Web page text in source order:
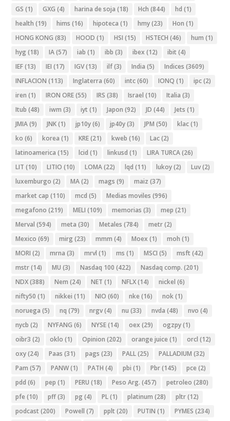
GS (1) GXG (4) harina de soja (18) Hch (844) hd (1)
health (19) hims (16) hipoteca (1) hmy(23) Hon (1)
HONG KONG (83) HOOD (1) HSI (15) HSTECH (46) hum (1)
hyg (18) IA(57) iab (1) ibb (3) ibex (12) ibit (4)
IEF(13) IEI (17) IGV(13) ilf(3) India (5) Indices (3609)
INFLACION (113) Inglaterra (60) intc(60) IONQ (1) ipc(2)
iren (1) IRON ORE(55) IRS (38) Israel (10) Italia (3)
Itub (48) iwm (3) iyt (1) Japon (92) JD (44) Jets (1)
JMIA(9) JNK(1) jp10y(6) jp40y(3) JPM (50) klac(1)
ko (6) korea (1) KRE(21) kweb (16) Lac(2)
latinoamerica (15) lcid (1) linkusd (1) LIRA TURCA(26)
LIT (10) LITIO (10) LOMA(22) lqd (11) lukoy(2) Luv(2)
luxemburgo (2) MA(2) mags (9) maiz (37)
market cap (110) mcd (5) Medias moviles (996)
megafono (219) MELI (109) memorias (3) mep (21)
Merval (594) meta (30) Metales (784) metr(2)
Mexico (69) mirg (23) mmm (4) Moex (1) moh (1)
MORI (2) mrna (3) mrvl (1) ms (1) MSCI (5) msft (42)
mstr(14) MU (3) Nasdaq 100 (422) Nasdaq comp. (201)
NDX(388) Nem (24) NET (1) NFLX(14) nickel (6)
nifty50 (1) nikkei (11) NIO (60) nke (16) nok(1)
noruega (5) nq (79) nrgv(4) nu (33) nvda (48) nvo (4)
nycb (2) NYFANG (6) NYSE(14) oex (29) ogzpy(1)
oibr3 (2) oklo (1) Opinion (202) orange juice (1) orcl (12)
oxy(24) Paas (31) pags (23) PALL(25) PALLADIUM (32)
Pam (57) PANW(1) PATH (4) pbi (1) Pbr(145) pce (2)
pdd (6) pep (1) PERU (18) Peso Arg. (457) petroleo (280)
pfe (10) pff(3) pg (4) PL(1) platinum (28) pltr(12)
podcast (200) Powell (7) pplt (20) PUTIN (1) PYMES (234)